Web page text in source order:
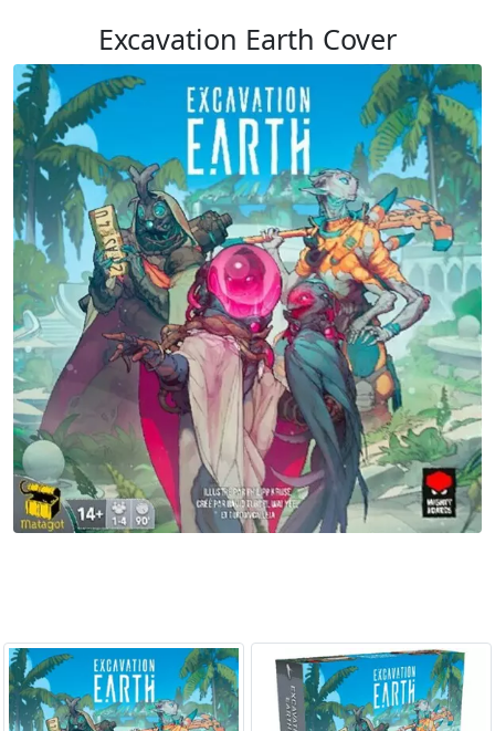
Excavation Earth Cover